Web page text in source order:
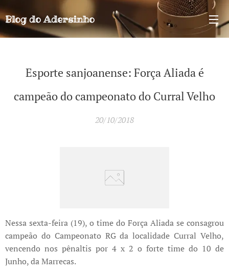
Blog doAdersinho
Esporte sanjoanense: Força Aliada é
campeão do campeonato do Curral Velho
20/10/2018
Nessa sexta-feira (19), o time do Força Aliada se consagrou
campeão do Campeonato RG da localidade Curral Velho,
vencendo nos pênaltis por 4 x 2 o forte time do 10 de
Junho, da Marrecas.